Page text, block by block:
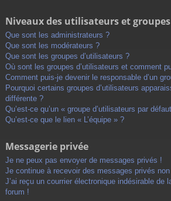
Niveaux des utilisateurs et
Que sont les administrateurs ?
Que sont les modérateurs ?
Que sont les groupes d’utilisateurs ?
Où sont les groupes d’utilisateurs et comment
Comment puis-je devenir le responsable d’un
Pourquoi certains groupes d’utilisateurs
différente ?
Qu’est-ce qu’un « groupe d’utilisateurs par
Qu’est-ce que le lien « L’équipe » ?
Messagerie privée
Je ne peux pas envoyer de messages privés !
Je continue à recevoir des messages privés
J’ai reçu un courrier électronique indésirable de
forum !